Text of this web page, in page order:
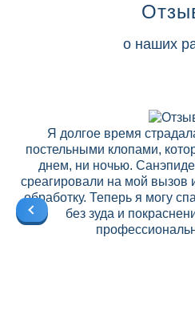
о наших
Я долгое время
постельными клопами,
днем, ни ночью.
среагировали на мой
обработку. Теперь я могу
без зуда и